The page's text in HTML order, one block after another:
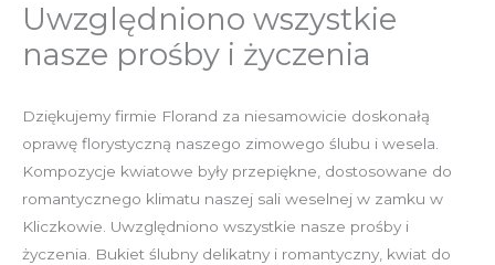
Uwzględniono wszystkie
nasze prośby i życzenia
Dziękujemy firmie Florand za niesamowicie doskonałą
oprawę florystyczną naszego zimowego ślubu i wesela.
Kompozycje kwiatowe były przepiękne, dostosowane do
romantycznego klimatu naszej sali weselnej w zamku w
Kliczkowie. Uwzględniono wszystkie nasze prośby i
życzenia. Bukiet ślubny delikatny i romantyczny, kwiat do